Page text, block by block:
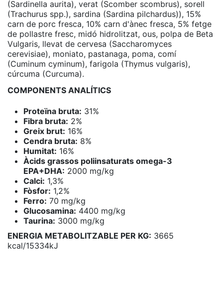
(Sardinella aurita), verat (Scomber scombrus), sorell
(Trachurus spp.), sardina (Sardina pilchardus)), 15%
carn de porc fresca, 10% carn d'ànec fresca, 5% fetge
de pollastre fresc, midó hidrolitzat, ous, polpa de Beta
Vulgaris, llevat de cervesa (Saccharomyces
cerevisiae), moniato, pastanaga, poma, comí
(Cuminum cyminum), farigola (Thymus vulgaris),
cúrcuma (Curcuma).
COMPONENTS ANALÍTICS
Proteïna bruta: 31%
Fibra bruta: 2%
Greix brut: 16%
Cendra bruta: 8%
Humitat: 16%
Àcids grassos poliinsaturats omega-3
EPA+DHA: 2000 mg/kg
Calci: 1,3%
Fòsfor: 1,2%
Ferro: 70 mg/kg
Glucosamina: 4400 mg/kg
Taurina: 3000 mg/kg
ENERGIA METABOLITZABLE PER KG: 3665
kcal/15334kJ